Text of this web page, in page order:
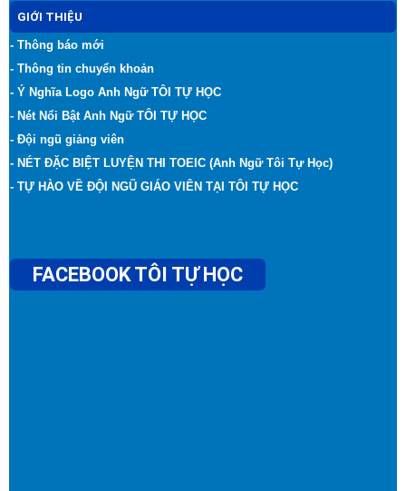
GIỚI THIỆU
- Thông báo mới
- Thông tin chuyển khoản
- Ý Nghĩa Logo Anh Ngữ TÔI TỰ HỌC
- Nét Nổi Bật Anh Ngữ TÔI TỰ HỌC
- Đội ngũ giảng viên
- NÉT ĐẶC BIỆT LUYỆN THI TOEIC (Anh Ngữ Tôi Tự Học)
- TỰ HÀO VỀ ĐỘI NGŨ GIÁO VIÊN TẠI TÔI TỰ HỌC
FACEBOOK TÔI TỰ HỌC